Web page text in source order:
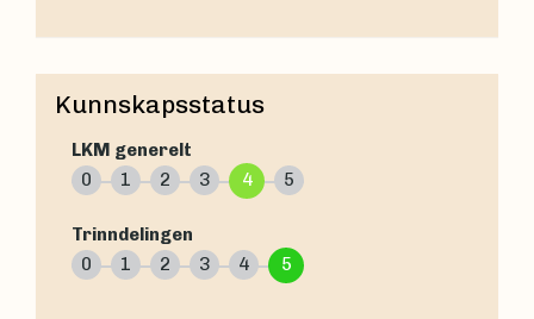
Kunnskapsstatus
LKM generelt
0
1 2 3 4 5
Trinndelingen
0
1 2 3 4 5